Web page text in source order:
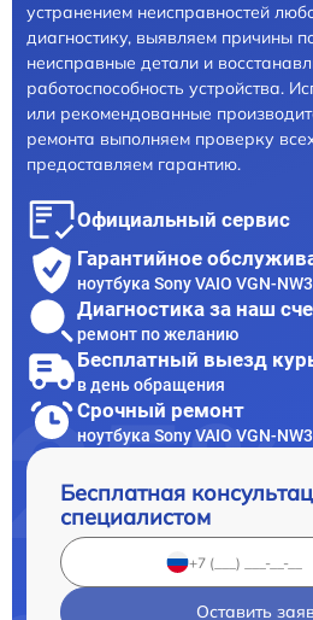
устранением неисправностей
диагностику, выявляем причины
неисправные детали и
работоспособность устройства.
или рекомендованные
ремонта выполняем проверку
предоставляем гарантию.
Официальный сервис
Гарантийное
ноутбука Sony VAIO VGN-
Диагностика за наш
ремонт по желанию
Бесплатный выезд
в день обращения
Срочный ремонт
ноутбука Sony VAIO VGN-
Бесплатная
специалистом
Оставить